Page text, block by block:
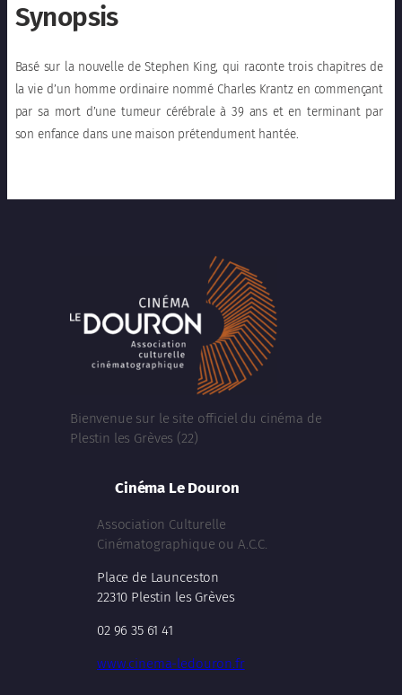
Synopsis
Basé sur la nouvelle de Stephen King, qui raconte trois chapitres de
la vie d’un homme ordinaire nommé Charles Krantz en commençant
par sa mort d’une tumeur cérébrale à 39 ans et en terminant par
son enfance dans une maison prétendument hantée.
Bienvenue sur le site officiel du cinéma de
Plestin les Grèves (22)
Cinéma Le Douron
Association Culturelle
Cinématographique ou A.C.C.
Place de Launceston
22310 Plestin les Grèves
02 96 35 61 41
www.cinema-ledouron.fr